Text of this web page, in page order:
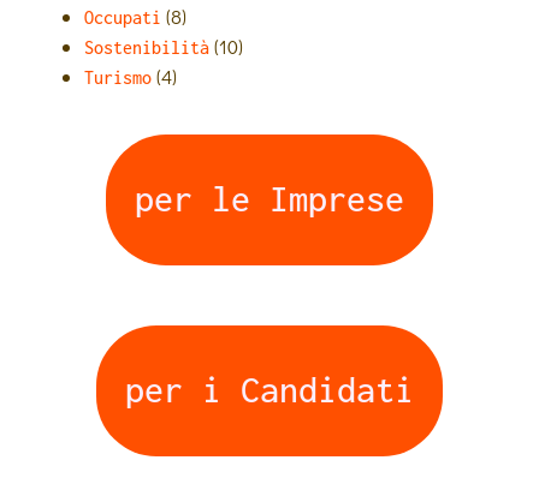
Occupati (8)
Sostenibilità (10)
Turismo (4)
per le Imprese
per i Candidati